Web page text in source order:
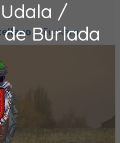
/
Burlada
Euskara